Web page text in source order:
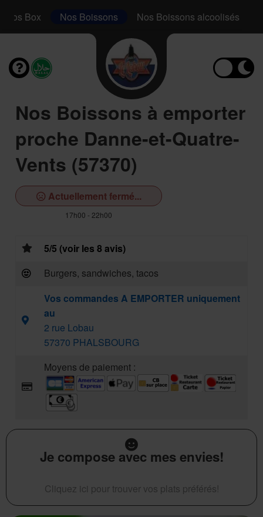
Nos Box Nos Boissons Nos Boissons alcoolisés
Nos Boissons à emporter
proche Danne-et-Quatre-
Vents (57370)
Actuellement fermé...
17h00 - 22h00
5/5 (voir les 8 avis)
Burgers, sandwiches, tacos
Vos commandes A EMPORTER uniquement
au
2 rue Lobau
57370 PHALSBOURG
Moyens de paiement :
Je compose avec mes envies!
Cliquez ici pour trouver vos plats préférés!